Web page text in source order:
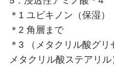
＊1 ユビキノン（保湿）
＊2 角層まで
＊3 （メタクリル酸グ
メタクリル酸ステアリ